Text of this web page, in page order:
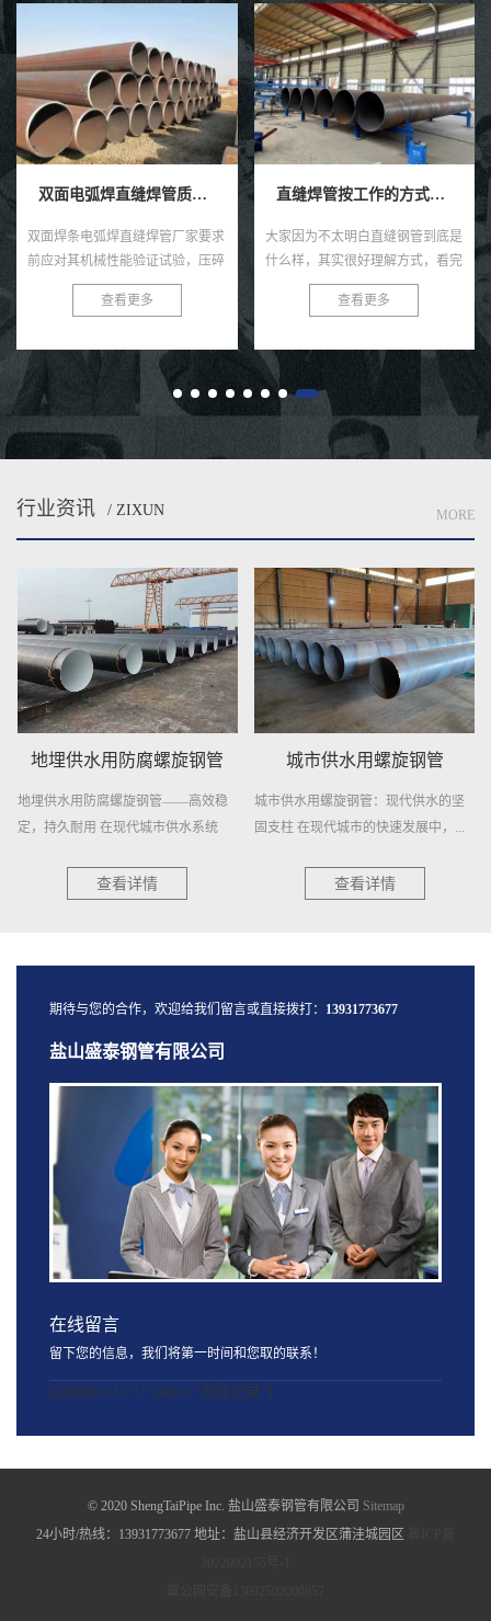
双面电弧焊直缝焊管质量检测
双面焊条电弧焊直缝焊管厂家要求
前应对其机械性能验证试验，压碎
相关试验和扩口相关试验，且需要
符合标准提出的要求，双面手工电
法...
查看更多
直缝焊管按工作的方式如何不同分类？
大家因为不太明白直缝钢管到底是
什么样，其实很好理解方式，看完
一篇文章你就懂啦。 无缝钢管按
照工作方法能够可分五种方式，即
查看更多
行业资讯 / ZIXUN MORE
地埋供水用防腐螺旋钢管
地埋供水用防腐螺旋钢管——高效稳
定，持久耐用 在现代城市供水系统
查看详情
城市供水用螺旋钢管
城市供水用螺旋钢管：现代供水的坚
固支柱 在现代城市的快速发展中，...
查看详情
期待与您的合作，欢迎给我们留言或直接拨打： 13931773677
盐山盛泰钢管有限公司
在线留言
留下您的信息，我们将第一时间和您取的联系！
[quform id="1" name="询盘记录"]
© 2020 ShengTaiPipe Inc. 盐山盛泰钢管有限公司 Sitemap
24小时/热线：13931773677 地址：盐山县经济开发区蒲洼城园区